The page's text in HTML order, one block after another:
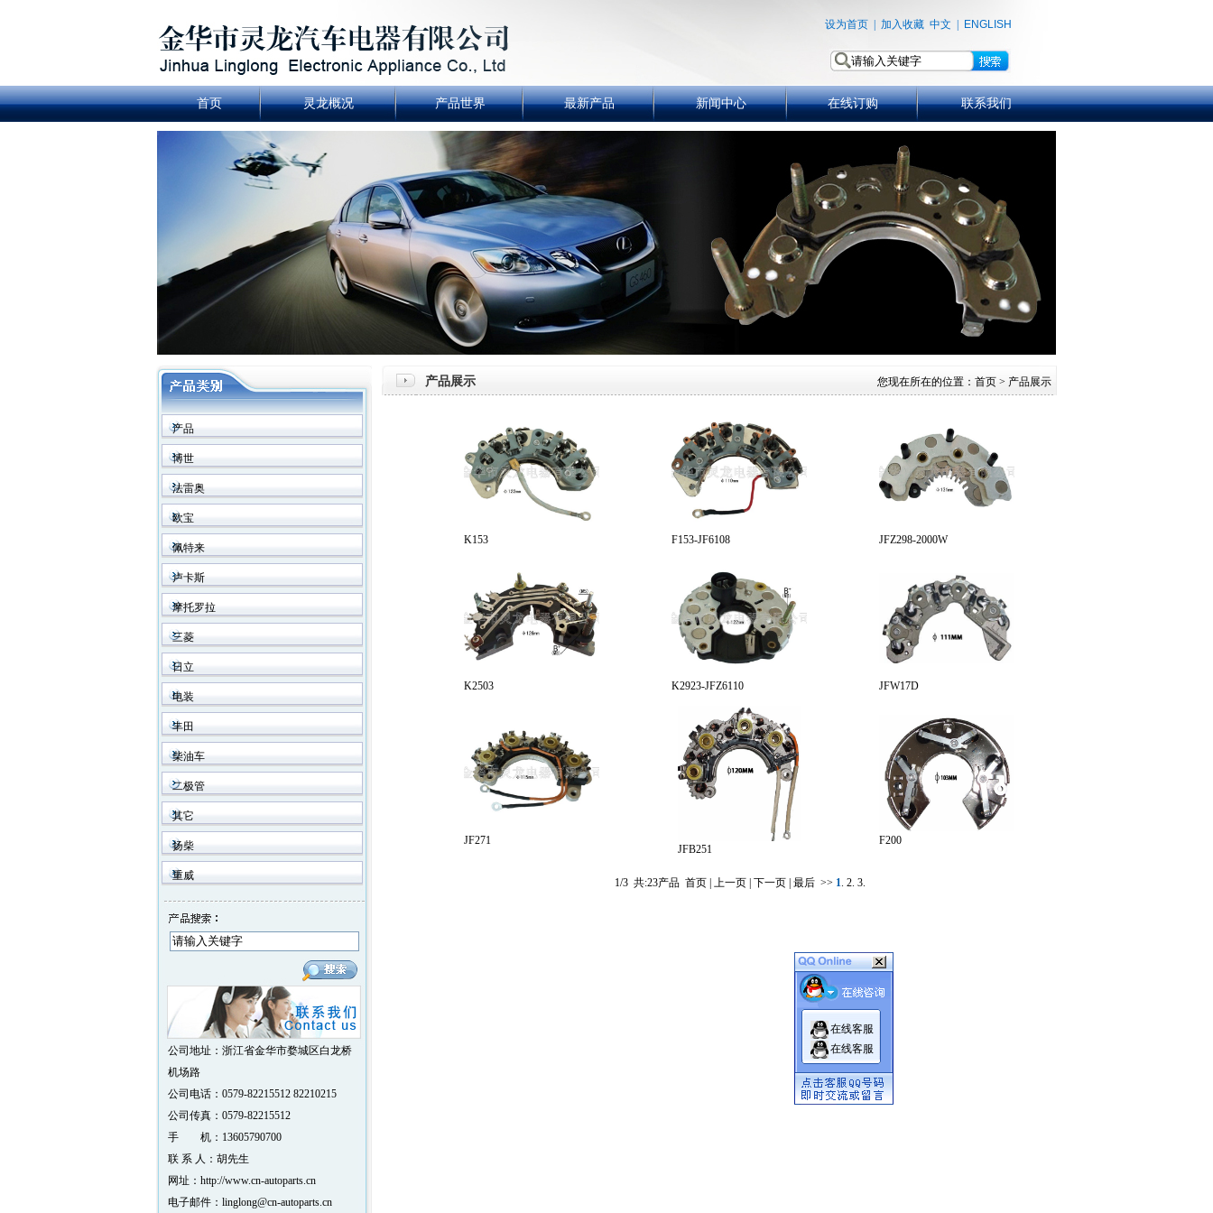
在线客服
在线客服
设为首页 加入收藏 中文 ENGLISH
首页 灵龙概况 产品世界 最新产品 新闻中心 在线订购 联系我们
产品
博世
法雷奥
欧宝
佩特来
卢卡斯
摩托罗拉
三菱
日立
电装
丰田
柴油车
二极管
其它
扬柴
重威
公司地址：浙江省金华市婺城区白龙桥
机场路
公司电话：0579-82215512 82210215
公司传真：0579-82215512
手 机：13605790700
联 系 人：胡先生
网址：http://www.cn-autoparts.cn
电子邮件：linglong@cn-autoparts.cn
产品展示 您现在所在的位置： 首页 > 产品展示
K153 F153-JF6108 JFZ298-2000W
K2503 K2923-JFZ6110 JFW17D
JF271
JFB251
F200
1/3 共:23产品 首页 | 上一页 | 下一页 最后 >> 1. 2. 3.